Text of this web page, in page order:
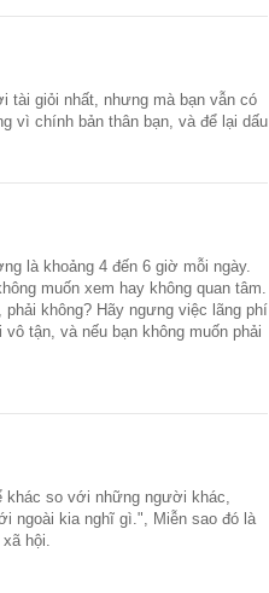
tài giỏi nhất, nhưng mà bạn vẫn có
vì chính bản thân bạn, và để lại dấu
là khoảng 4 đến 6 giờ mỗi ngày.
muốn xem hay không quan tâm.
không? Hãy ngưng việc lãng phí
tận, và nếu bạn không muốn phải
khác so với những người khác,
ngoài kia nghĩ gì.", Miễn sao đó là
hội.